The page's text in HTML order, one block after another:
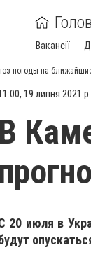
Вакансії
погоды на
19 липня 2021 р.
В
20 июля в